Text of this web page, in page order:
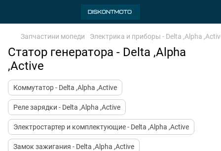
Запчастини мопеди Электрика и приборы - Delta ,Alpha
Статор генератора - Delta ,Alpha
,Active
Коммутатор - Delta ,Alpha ,Active
Реле зарядки - Delta ,Alpha ,Active
Электростартер и комплектующие - Delta ,Alpha ,Active
Замок зажигания - Delta ,Alpha ,Active